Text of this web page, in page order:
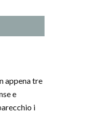
appena tre
e
i